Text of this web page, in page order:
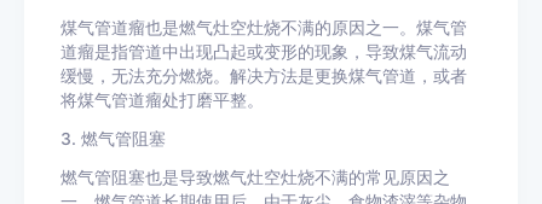
煤气管道瘤也是燃气灶空灶烧不满的原因之一。煤气管
道瘤是指管道中出现凸起或变形的现象，导致煤气流动
缓慢，无法充分燃烧。解决方法是更换煤气管道，或者
将煤气管道瘤处打磨平整。
3. 燃气管阻塞
燃气管阻塞也是导致燃气灶空灶烧不满的常见原因之